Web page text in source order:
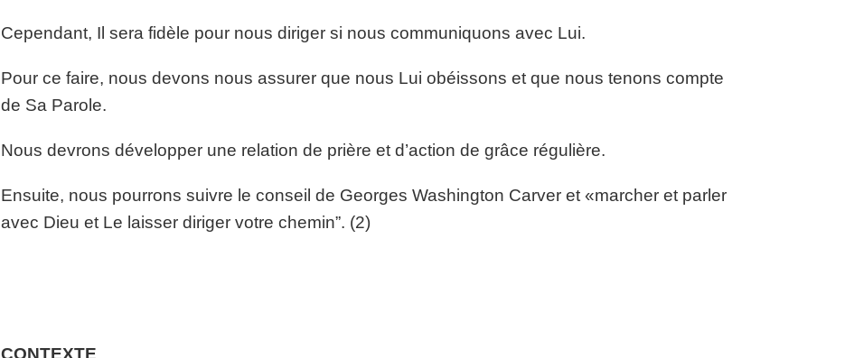
Cependant, Il sera fidèle pour nous diriger si nous communiquons avec Lui.
Pour ce faire, nous devons nous assurer que nous Lui obéissons et que nous tenons compte
de Sa Parole.
Nous devrons développer une relation de prière et d’action de grâce régulière.
Ensuite, nous pourrons suivre le conseil de Georges Washington Carver et «marcher et parler
avec Dieu et Le laisser diriger votre chemin”. (2)
CONTEXTE